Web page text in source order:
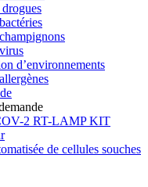
d’environnements
2 RT-LAMP KIT
de cellules souches